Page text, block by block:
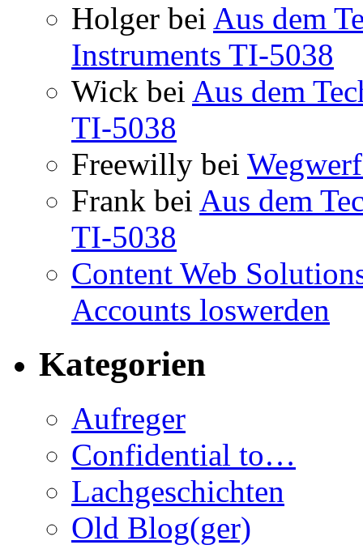
Holger bei Aus dem
Instruments TI-5038
Wick bei Aus dem
TI-5038
Freewilly bei
Frank bei Aus dem
TI-5038
Content Web
Accounts loswerden
Kategorien
Aufreger
Confidential to…
Lachgeschichten
Old Blog(ger)